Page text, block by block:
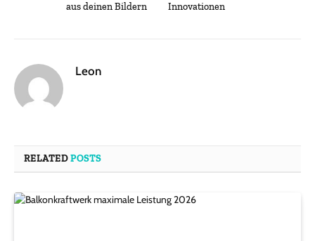
aus deinen Bildern
Innovationen
Leon
RELATEDPOSTS